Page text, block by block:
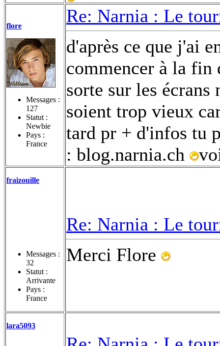
flore
Messages :
127
Statut :
Newbie
Pays :
France
Re: Narnia : Le
d'après ce que j'ai
commencer à la fin
sorte sur les écrans
soient trop vieux
tard pr + d'infos tu
: blog.narnia.ch
fraizouille
Messages :
32
Statut :
Arrivante
Pays :
France
Re: Narnia : Le
Merci Flore
lara5093